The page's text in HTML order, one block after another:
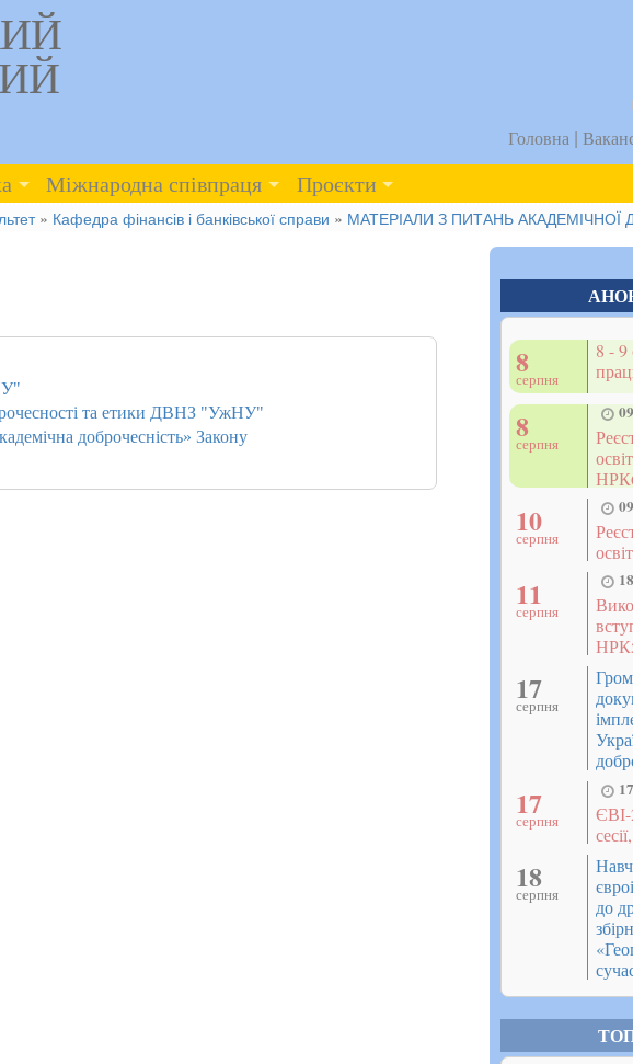
Головна |
Міжнародна співпраця Проєкти
» Кафедра фінансів і банківської справи » МАТЕРІАЛИ З ПИТАНЬ АКАДЕМІЧНОЇ
та етики ДВНЗ "УжНУ"
доброчесність» Закону
8
серпня
8 - 9
8
серпня
10
серпня
11
серпня
17
серпня
17
серпня
ЄВІ-
18
серпня
до